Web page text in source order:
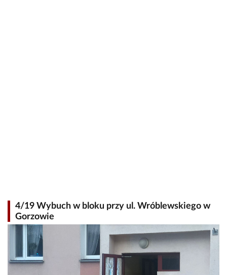
4/19 Wybuch w bloku przy ul. Wróblewskiego w
Gorzowie